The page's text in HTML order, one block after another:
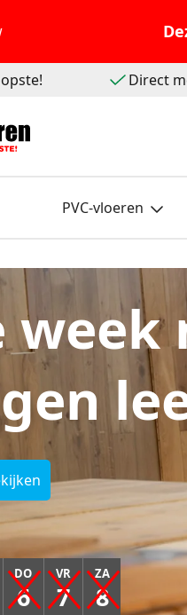
Direct
PVC-vloeren
DO
6
VR
7
ZA
8